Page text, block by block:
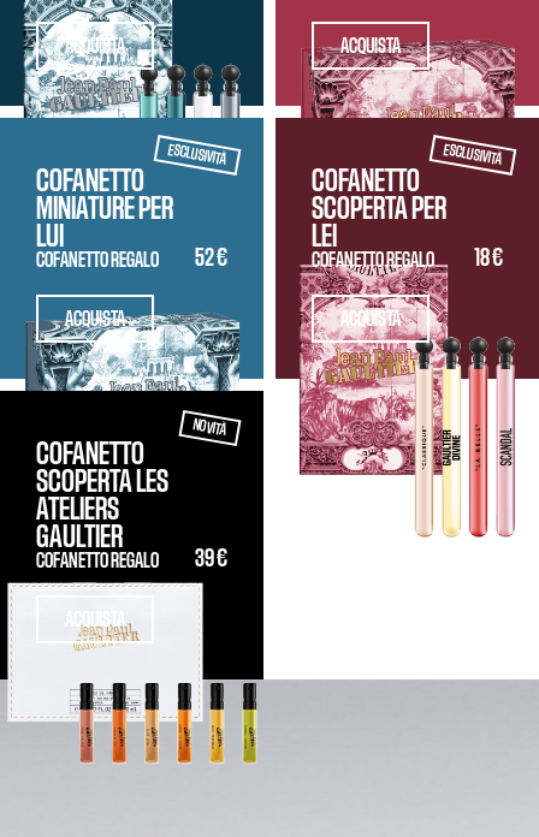
ACQUISTA ACQUISTA
ESCLUSIVITÀ
COFANETTO
MINIATURE PER
LUI
COFANETTO REGALO 52 €
ACQUISTA
ESCLUSIVITÀ
COFANETTO
SCOPERTA PER
LEI
COFANETTO REGALO 18 €
ACQUISTA
NOVITÀ
COFANETTO
SCOPERTA LES
ATELIERS
GAULTIER
COFANETTO REGALO 39 €
ACQUISTA